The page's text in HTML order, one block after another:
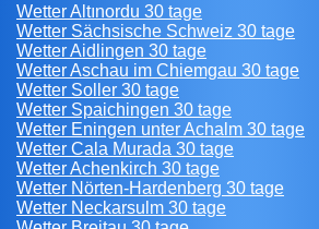
Wetter Altınordu 30 tage
Wetter Sächsische Schweiz 30 tage
Wetter Aidlingen 30 tage
Wetter Aschau im Chiemgau 30 tage
Wetter Soller 30 tage
Wetter Spaichingen 30 tage
Wetter Eningen unter Achalm 30 tage
Wetter Cala Murada 30 tage
Wetter Achenkirch 30 tage
Wetter Nörten-Hardenberg 30 tage
Wetter Neckarsulm 30 tage